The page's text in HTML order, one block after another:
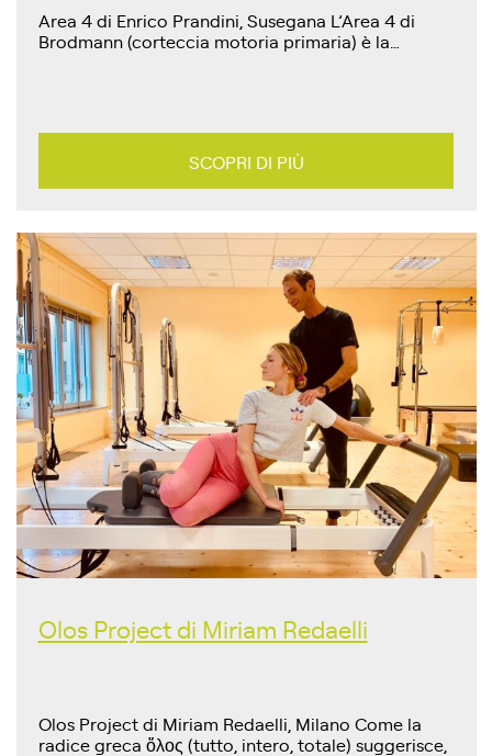
Area 4 di Enrico Prandini, Susegana L’Area 4 di
Brodmann (corteccia motoria primaria) è la…
SCOPRI DI PIÙ
Olos Project di Miriam Redaelli
Olos Project di Miriam Redaelli, Milano Come la
radice greca ὅλος (tutto, intero, totale) suggerisce,